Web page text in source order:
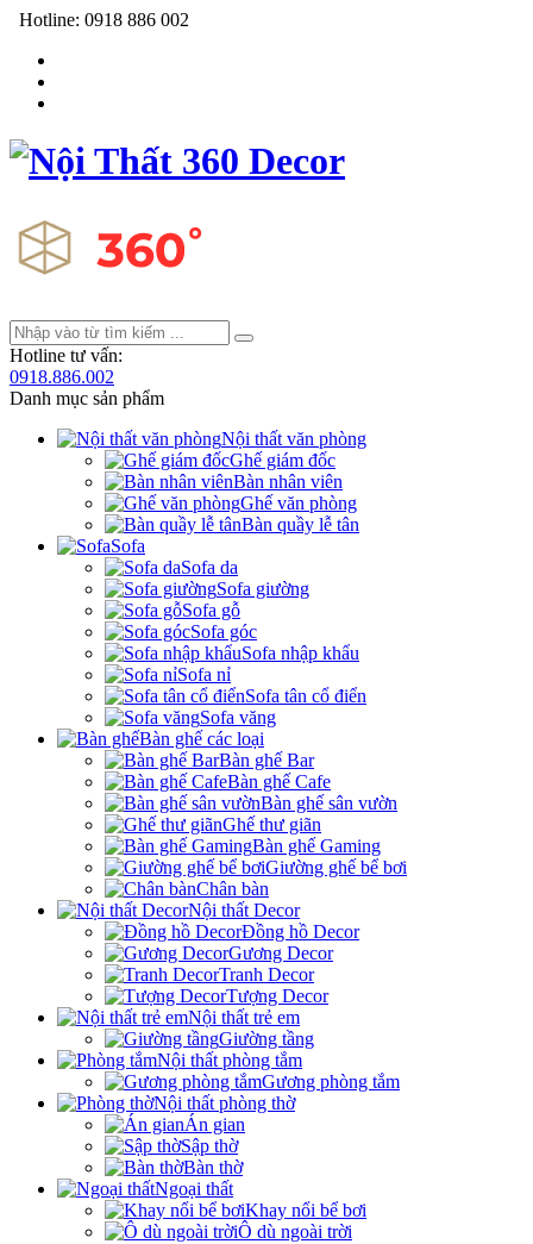
Hotline: 0918 886 002
Hotline tư vấn:
0918.886.002
Danh mục sản phẩm
Nội thất văn phòng
Ghế giám đốc
Bàn nhân viên
Ghế văn phòng
Bàn quầy lễ tân
Sofa
Sofa da
Sofa giường
Sofa gỗ
Sofa góc
Sofa nhập khẩu
Sofa nỉ
Sofa tân cổ điển
Sofa văng
Bàn ghế các loại
Bàn ghế Bar
Bàn ghế Cafe
Bàn ghế sân vườn
Ghế thư giãn
Bàn ghế Gaming
Giường ghế bể bơi
Chân bàn
Nội thất Decor
Đồng hồ Decor
Gương Decor
Tranh Decor
Tượng Decor
Nội thất trẻ em
Giường tầng
Nội thất phòng tắm
Gương phòng tắm
Nội thất phòng thờ
Án gian
Sập thờ
Bàn thờ
Ngoại thất
Khay nổi bể bơi
Ô dù ngoài trời